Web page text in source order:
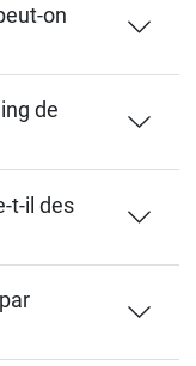
on
de
t-il des